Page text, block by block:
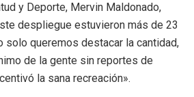
y Deporte, Mervin Maldonado,
despliegue estuvieron más de 23
solo queremos destacar la cantidad,
de la gente sin reportes de
la sana recreación».